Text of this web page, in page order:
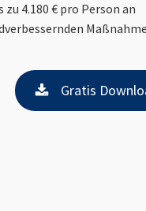
zu 4.180 € pro Person an
Gratis